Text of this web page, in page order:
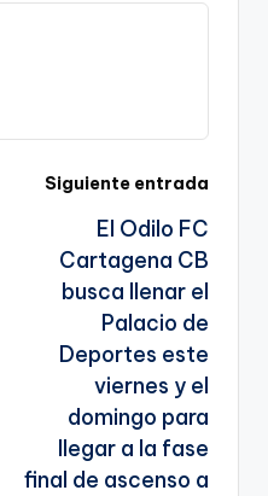
a
te
Siguiente entrada
El Odilo FC
Cartagena CB
busca llenar el
Palacio de
Deportes este
viernes y el
domingo para
llegar a la fase
final de ascenso a